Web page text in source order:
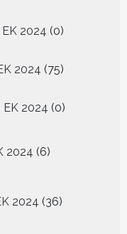
2024 00
2024 7575
2024 00
2024 6
producten
2024 36
producten